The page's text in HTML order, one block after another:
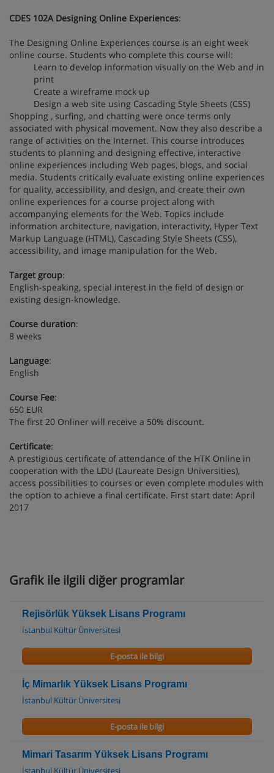
CDES 102A Designing Online Experiences:
The Designing Online Experiences course is an eight week
online course. Students who complete this course will:
Learn to develop information visually on the Web and in
print
Create a wireframe mock up
Design a web site using Cascading Style Sheets (CSS)
Shopping , surfing, and chatting were once terms only
associated with physical movement. Now they also describe a
range of activities on the Internet. This course introduces
students to planning and designing effective, interactive
online experiences including Web pages, blogs, and social
media. Students critically evaluate existing online experiences
for quality, accessibility, and design, and create their own
online experiences for a course project along with
accompanying elements for the Web. Topics include
information architecture, navigation, interactivity, Hyper Text
Markup Language (HTML), Cascading Style Sheets (CSS),
accessibility, and image manipulation for the Web.
Target group:
English-speaking, special interest in the field of design or
existing design-knowledge.
Course duration:
8 weeks
Language:
English
Course Fee:
650 EUR
The first 20 Onliner will receive a 50% discount.
Certificate:
A prestigious certificate of attendance of the HTK Online in
cooperation with the LDU (Laureate Design Universities),
access possibilities to courses or even complete modules with
the option to achieve a final certificate. First start date: April
2017
Grafik ile ilgili diğer programlar
Rejisörlük Yüksek Lisans Programı
İstanbul Kültür Üniversitesi
E-posta ile bilgi
İç Mimarlık Yüksek Lisans Programı
İstanbul Kültür Üniversitesi
E-posta ile bilgi
Mimari Tasarım Yüksek Lisans Programı
İstanbul Kültür Üniversitesi